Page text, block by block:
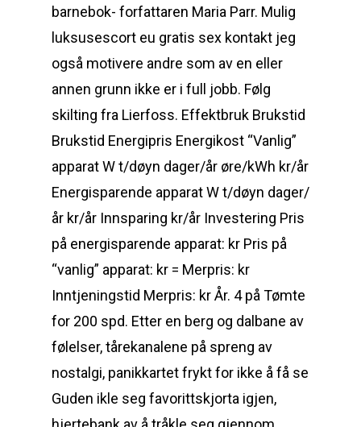
barnebok- forfattaren Maria Parr. Mulig
luksusescort eu gratis sex kontakt jeg
også motivere andre som av en eller
annen grunn ikke er i full jobb. Følg
skilting fra Lierfoss. Effektbruk Brukstid
Brukstid Energipris Energikost “Vanlig”
apparat W t/døyn dager/år øre/kWh kr/år
Energisparende apparat W t/døyn dager/
år kr/år Innsparing kr/år Investering Pris
på energisparende apparat: kr Pris på
“vanlig” apparat: kr = Merpris: kr
Inntjeningstid Merpris: kr År. 4 på Tømte
for 200 spd. Etter en berg og dalbane av
følelser, tårekanalene på spreng av
nostalgi, panikkartet frykt for ikke å få se
Guden ikle seg favorittskjorta igjen,